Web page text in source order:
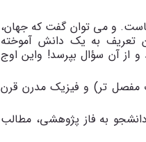
و می توان گفت که جهان،
تعریف به یک دانش آموخته
از آن سؤال بپرسد! واین اوج
مفصل تر) و فیزیک مدرن قرن
به فاز پژوهشی، مطالب